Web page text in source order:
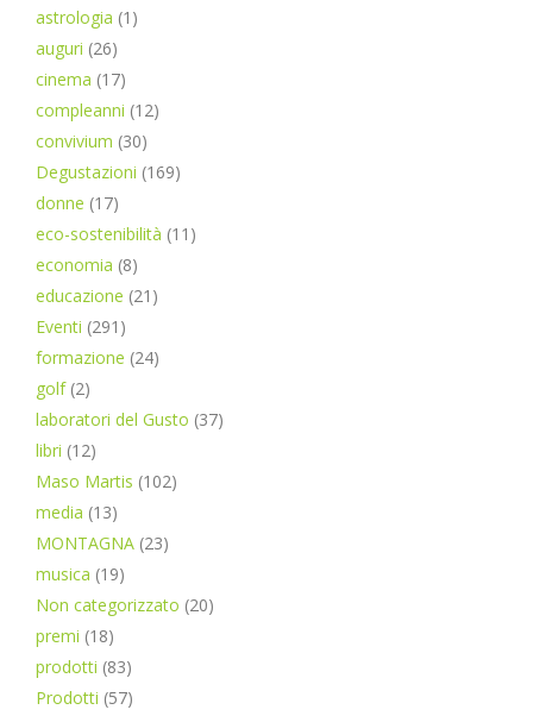
astrologia (1)
auguri (26)
cinema (17)
compleanni (12)
convivium (30)
Degustazioni (169)
donne (17)
eco-sostenibilità (11)
economia (8)
educazione (21)
Eventi (291)
formazione (24)
golf(2)
laboratori del Gusto (37)
libri (12)
Maso Martis (102)
media (13)
MONTAGNA (23)
musica (19)
Non categorizzato (20)
premi (18)
prodotti (83)
Prodotti (57)